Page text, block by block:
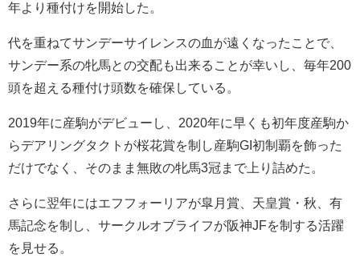
年より種付けを開始した。
代を重ねてサンデーサイレンスの血が遠くなったことで、
サンデー系の牝馬との交配も出来ることが幸いし、毎年200
頭を超える種付け頭数を確保している。
2019年に産駒がデビューし、2020年に早くも初年度産駒か
らデアリングタクトが桜花賞を制し産駒GI初制覇を飾った
だけでなく、そのまま無敗の牝馬3冠まで上り詰めた。
さらに翌年にはエフフォーリアが皐月賞、天皇賞・秋、有
馬記念を制し、サークルオブライフが阪神JFを制する活躍
を見せる。